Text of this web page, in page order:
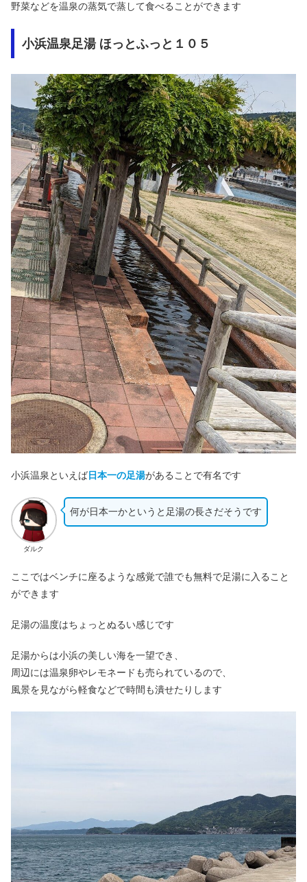
野菜などを温泉の蒸気で蒸して食べることができます
小浜温泉足湯 ほっとふっと１０５
小浜温泉といえば日本一の足湯があることで有名です
ダルク
何が日本一かというと足湯の長さだそうです
ここではベンチに座るような感覚で誰でも無料で足湯に入ること
ができます
足湯の温度はちょっとぬるい感じです
足湯からは小浜の美しい海を一望でき、
周辺には温泉卵やレモネードも売られているので、
風景を見ながら軽食などで時間も潰せたりします